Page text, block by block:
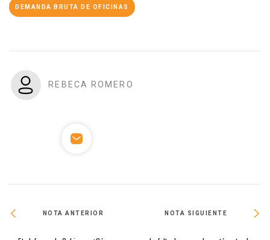
DEMANDA BRUTA DE OFICINAS
REBECA ROMERO
NOTA ANTERIOR NOTA SIGUIENTE